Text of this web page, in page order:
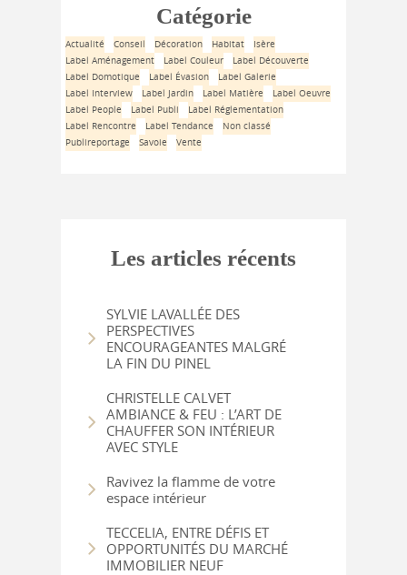
Catégorie
Actualité Conseil Décoration Habitat
Isère
Label Aménagement
Label Couleur
Label Découverte
Label Domotique
Label Évasion
Label Galerie
Label Interview
Label Jardin Label Matière
Label Oeuvre
Label People
Label Publi
Label Réglementation
Label Rencontre
Label Tendance
Non classé
Publireportage
Savoie Vente
Les articles récents
SYLVIE LAVALLÉE DES
PERSPECTIVES
ENCOURAGEANTES MALGRÉ
LA FIN DU PINEL
CHRISTELLE CALVET
AMBIANCE & FEU : L’ART DE
CHAUFFER SON INTÉRIEUR
AVEC STYLE
Ravivez la flamme de votre
espace intérieur
TECCELIA, ENTRE DÉFIS ET
OPPORTUNITÉS DU MARCHÉ
IMMOBILIER NEUF